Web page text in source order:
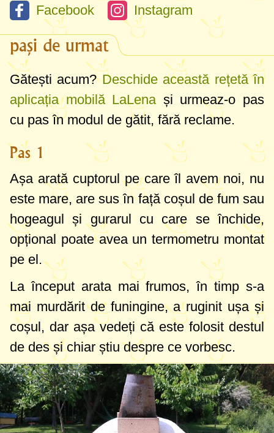
bucurăm de mâncăruri delicioase și
deosebite. La orice cuptor cu lemne ați
folosi - cumpărat, sau construit cu mâinile
proprii (apropo sunt foarte multe video în
engleză pe YouTube cum să-l faceți
singuri) - să știți că sunt reguli universale,
dar oricum poate avea mici particularități
pe care veți învăța să le gestionați în timp.
Citiți până la sfârșit toți pașii să vedeți câte
mâncăruri delicioase puteți face dintr-un
singur foc, la propriu!
Eu am luat cuptorul de pe internet, l-a
construit un domn pasionat și dibaci, dacă
dați căutare pe Google cu siguranță îl veți
găsi.
Facebook Instagram
pași de urmat
Gătești acum?Deschide această rețetă în
aplicația mobilă LaLenași urmeaz-o pas
cu pas în modul de gătit, fără reclame.
Pas 1
Așa arată cuptorul pe care îl avem noi, nu
este mare, are sus în față coșul de fum sau
hogeagul și gurarul cu care se închide,
opțional poate avea un termometru montat
pe el.
La început arata mai frumos, în timp s-a
mai murdărit de funingine, a ruginit ușa și
coșul, dar așa vedeți că este folosit destul
de des și chiar știu despre ce vorbesc.